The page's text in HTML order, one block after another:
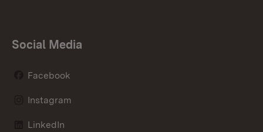
Social Media
Facebook
Instagram
LinkedIn